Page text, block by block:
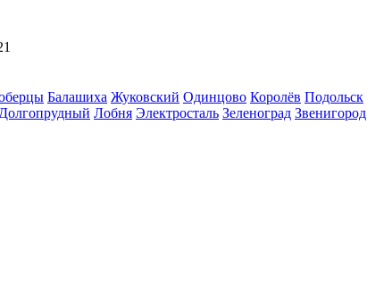
Балашиха Жуковский Одинцово Королёв Подольск
Долгопрудный Лобня Электросталь Зеленоград Звенигород